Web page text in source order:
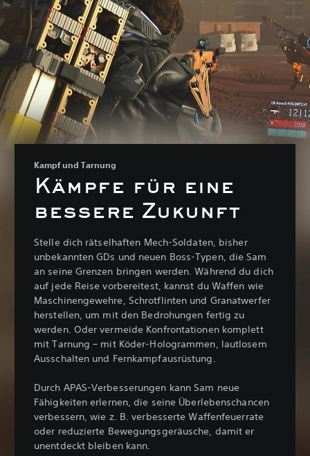
Kampf und Tarnung
Kämpfe für eine
bessere Zukunft
Stelle dich rätselhaften Mech-Soldaten, bisher
unbekannten GDs und neuen Boss-Typen, die Sam
an seine Grenzen bringen werden. Während du dich
auf jede Reise vorbereitest, kannst du Waffen wie
Maschinengewehre, Schrotflinten und Granatwerfer
herstellen, um mit den Bedrohungen fertig zu
werden. Oder vermeide Konfrontationen komplett
mit Tarnung – mit Köder-Hologrammen, lautlosem
Ausschalten und Fernkampfausrüstung.
Durch APAS-Verbesserungen kann Sam neue
Fähigkeiten erlernen, die seine Überlebenschancen
verbessern, wie z. B. verbesserte Waffenfeuerrate
oder reduzierte Bewegungsgeräusche, damit er
unentdeckt bleiben kann.